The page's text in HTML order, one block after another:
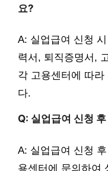
요?
A: 실업급여 신청
력서, 퇴직증명서,
각 고용센터에 따라
다.
Q: 실업급여 신청
A: 실업급여 신청
용센터에 문의하여